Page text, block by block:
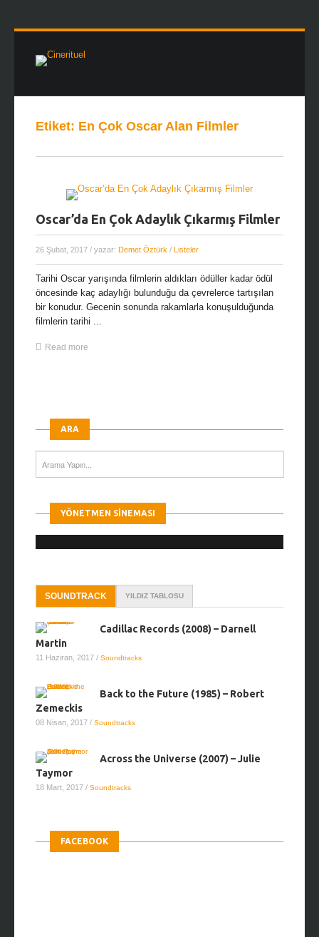
Etiket: En Çok Oscar Alan Filmler
Oscar’da En Çok Adaylık Çıkarmış Filmler
26 Şubat, 2017 / yazar: Demet Öztürk / Listeler
Tarihi Oscar yarışında filmlerin aldıkları ödüller kadar ödül
öncesinde kaç adaylığı bulunduğu da çevrelerce tartışılan
bir konudur. Gecenin sonunda rakamlarla konuşulduğunda
filmlerin tarihi ...
Read more
ARA
YÖNETMEN SINEMASI
SOUNDTRACK YILDIZ TABLOSU
Cadillac Records (2008) – Darnell
Martin
11 Haziran, 2017 / Soundtracks
Back to the Future (1985) – Robert
Zemeckis
08 Nisan, 2017 / Soundtracks
Across the Universe (2007) – Julie
Taymor
18 Mart, 2017 / Soundtracks
FACEBOOK